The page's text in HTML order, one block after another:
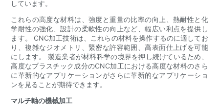
しています。
これらの高度な材料は、強度と重量の比率の向上、熱耐性と化
学耐性の強化、設計の柔軟性の向上など、幅広い利点を提供し
ます。 CNC加工技術は、これらの材料を操作するのに適してお
り、複雑なジオメトリ、緊密な許容範囲、高表面仕上げを可能
にします。 製造業者が材料科学の境界を押し続けているため、
高度なプラスチック成分のCNC加工における高度な材料のさら
に革新的なアプリケーションがさらに革新的なアプリケーショ
ンを見ることが期待できます。
マルチ軸の機械加工